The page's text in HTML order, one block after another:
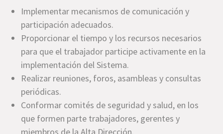
Implementar mecanismos de comunicación y
participación adecuados.
Proporcionar el tiempo y los recursos necesarios
para que el trabajador participe activamente en la
implementación del Sistema.
Realizar reuniones, foros, asambleas y consultas
periódicas.
Conformar comités de seguridad y salud, en los
que formen parte trabajadores, gerentes y
miembros de la Alta Dirección.